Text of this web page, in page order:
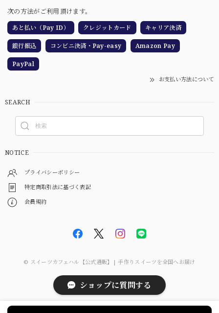
次の方法がご利用頂けます。
あと払い（Pay ID） クレジットカード キャリア決済
銀行振込 コンビニ決済・Pay-easy Amazon Pay
PayPal
お支払い方法について
SEARCH
NOTICE
プライバシーポリシー
特定商取引法に基づく表記
会員規約
© スイーツカフェハル【公式通販】| 手作りスイーツを全国へお届け
ショップに質問する